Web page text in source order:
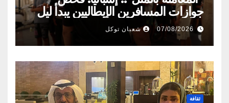
جوازات المسافرين الإيطاليين يبدأ ليل
السبت
07/08/2026 شعبان توكل
ثقافة